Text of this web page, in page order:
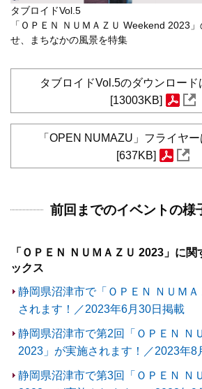
タブロイドVol.5
「ＯＰＥＮ ＮＵＭＡＺＵ Weekend 2023
せ、まちなかの風景を特集
タブロイドVol.5のダウンロード
[13003KB]
「OPEN NUMAZU」フライヤ
[637KB]
前回までのイベントの様
「ＯＰＥＮ ＮＵＭＡＺＵ 2023」に
ックス
静岡県沼津市で「ＯＰＥＮ ＮＵＭ
されます！／2023年6月30日掲載
静岡県沼津市で第2回「ＯＰＥＮ Ｎ
2023」が実施されます！／2023年8
静岡県沼津市で第3回「ＯＰＥＮ Ｎ